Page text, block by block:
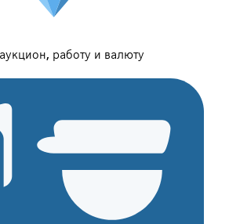
работу и валюту